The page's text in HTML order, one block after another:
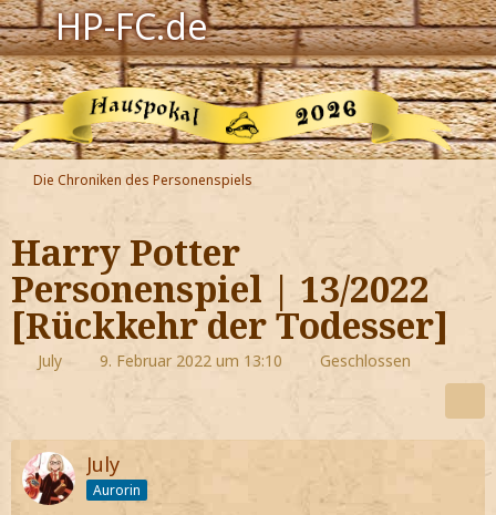
HP-FC.de
Navigation
Harry Potter
Der HP-FC
Hogwarts
Zauberwelt
Willkommen
Jetzt Fanclub-Mitglied werden!
Die Chroniken des Personenspiels
Harry Potter
Personenspiel | 13/2022
[Rückkehr der Todesser]
July 9. Februar 2022 um 13:10 Geschlossen
July
Aurorin